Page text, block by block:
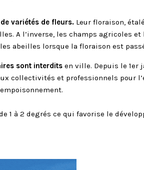
variétés de fleurs.Leur floraison,
A l’inverse, les champs agricoles et
abeilles lorsque la floraison est
sont interditsen ville. Depuis le 1er
collectivités et professionnels pour
1 à 2 degrés ce qui favorise le